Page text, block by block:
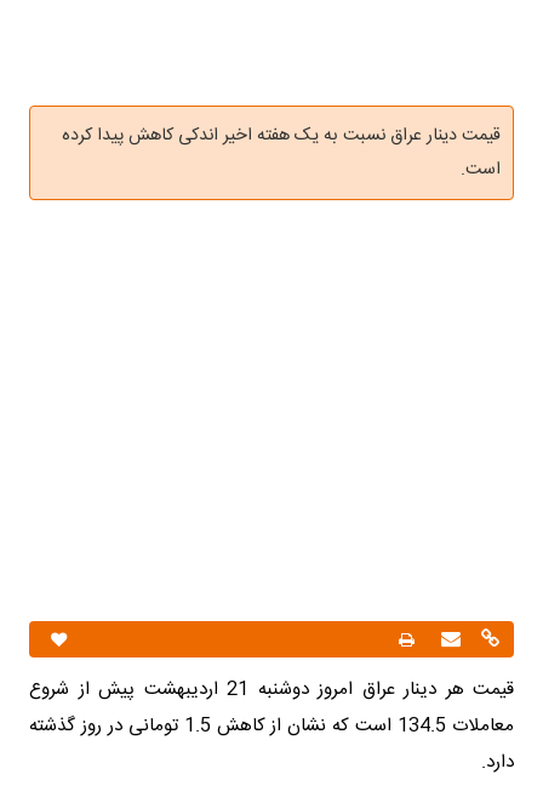
قیمت دینار عراق نسبت به یک هفته اخیر اندکی کاهش پیدا کرده
است.
قیمت هر دینار عراق امروز دوشنبه 21 اردیبهشت پیش از شروع
معاملات 134.5 است که نشان از کاهش 1.5 تومانی در روز گذشته
دارد.